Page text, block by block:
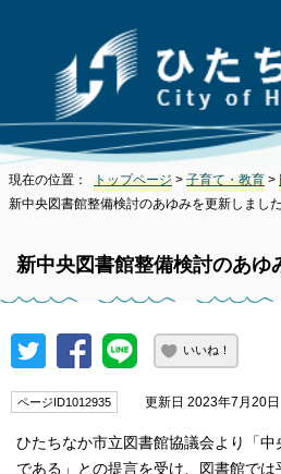
現在の位置： トップページ > 子育て・教育 >
新中央図書館整備検討のあゆみを更新しました
新中央図書館整備検討のあゆ
いいね！
ページID1012935 更新日 2023年7月20日
ひたちなか市立図書館協議会より「
である」との提言を受け、図書館で